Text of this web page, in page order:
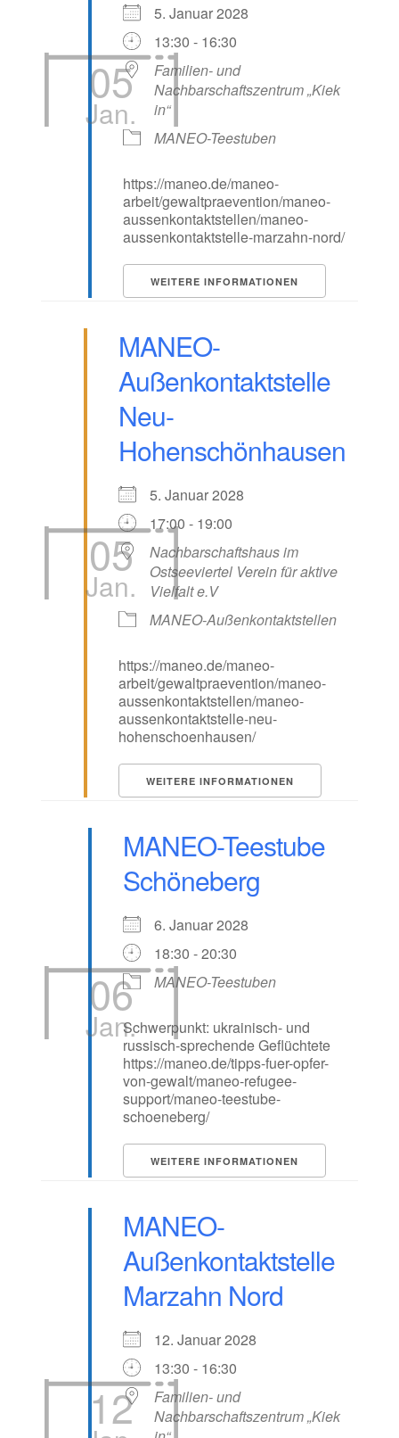
05
Jan.
5. Januar 2028
13:30 - 16:30
Familien- und
Nachbarschaftszentrum „Kiek
in“
MANEO-Teestuben
https://maneo.de/maneo-
arbeit/gewaltpraevention/maneo-
aussenkontaktstellen/maneo-
aussenkontaktstelle-marzahn-nord/
WEITERE INFORMATIONEN
05
Jan.
MANEO-
Außenkontaktstelle
Neu-
Hohenschönhausen
5. Januar 2028
17:00 - 19:00
Nachbarschaftshaus im
Ostseeviertel Verein für aktive
Vielfalt e.V
MANEO-Außenkontaktstellen
https://maneo.de/maneo-
arbeit/gewaltpraevention/maneo-
aussenkontaktstellen/maneo-
aussenkontaktstelle-neu-
hohenschoenhausen/
WEITERE INFORMATIONEN
06
Jan.
MANEO-Teestube
Schöneberg
6. Januar 2028
18:30 - 20:30
MANEO-Teestuben
Schwerpunkt: ukrainisch- und
russisch-sprechende Geflüchtete
https://maneo.de/tipps-fuer-opfer-
von-gewalt/maneo-refugee-
support/maneo-teestube-
schoeneberg/
WEITERE INFORMATIONEN
12
MANEO-
Außenkontaktstelle
Marzahn Nord
12. Januar 2028
13:30 - 16:30
Familien- und
Nachbarschaftszentrum „Kiek